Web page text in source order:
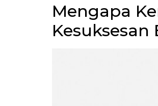
Mengapa
Kesuksesan